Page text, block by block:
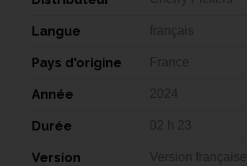
Langue français
Pays d'origine France
Année 2024
Durée 02 h 23
Version Version française